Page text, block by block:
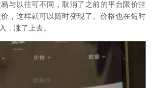
与以往可不同，取消了之前的平台限价挂
，这样就可以随时变现了。价格也在短时
，涨了上去。